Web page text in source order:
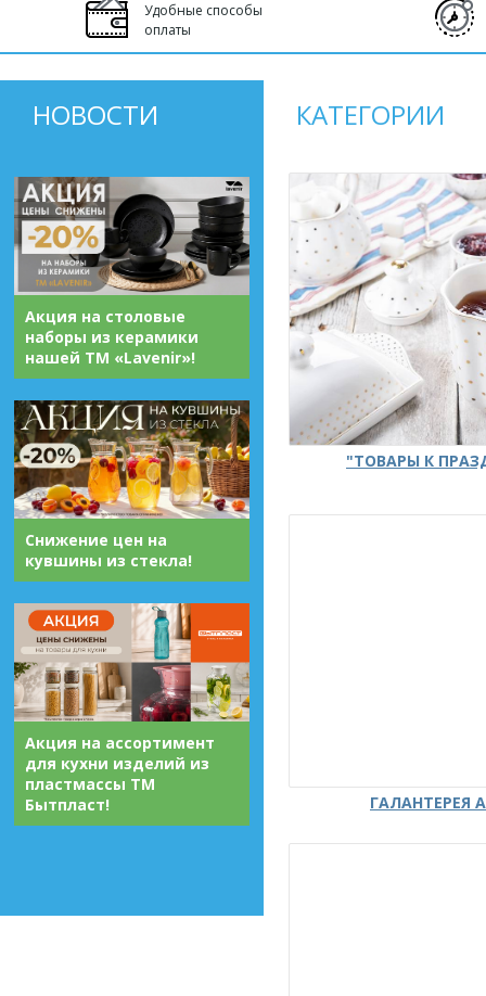
Удобные способы
оплаты
НОВОСТИ
Акция на столовые
наборы из керамики
нашей ТМ «Lavenir»!
Снижение цен на
кувшины из стекла!
Акция на ассортимент
для кухни изделий из
пластмассы ТМ
Бытпласт!
КАТЕГОРИИ
"ТОВАРЫ К
ГАЛАНТЕРЕЯ